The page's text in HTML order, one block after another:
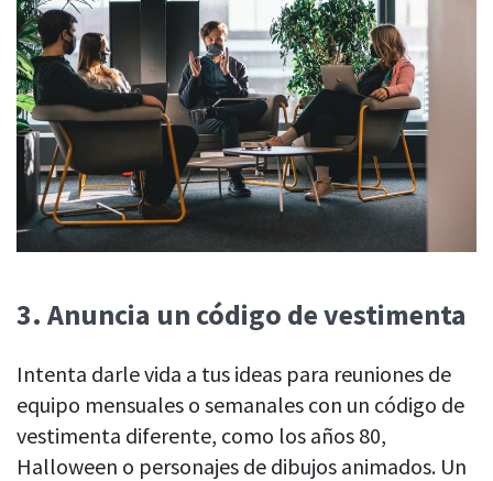
3. Anuncia un código de vestimenta
Intenta darle vida a tus ideas para reuniones de
equipo mensuales o semanales con un código de
vestimenta diferente, como los años 80,
Halloween o personajes de dibujos animados. Un